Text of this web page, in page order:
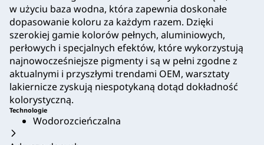
w użyciu baza wodna, która zapewnia doskonałe
dopasowanie koloru za każdym razem. Dzięki
szerokiej gamie kolorów pełnych, aluminiowych,
perłowych i specjalnych efektów, które wykorzystują
najnowocześniejsze pigmenty i są w pełni zgodne z
aktualnymi i przyszłymi trendami OEM, warsztaty
lakiernicze zyskują niespotykaną dotąd dokładność
kolorystyczną.
Technologie
Wodorozcieńczalna